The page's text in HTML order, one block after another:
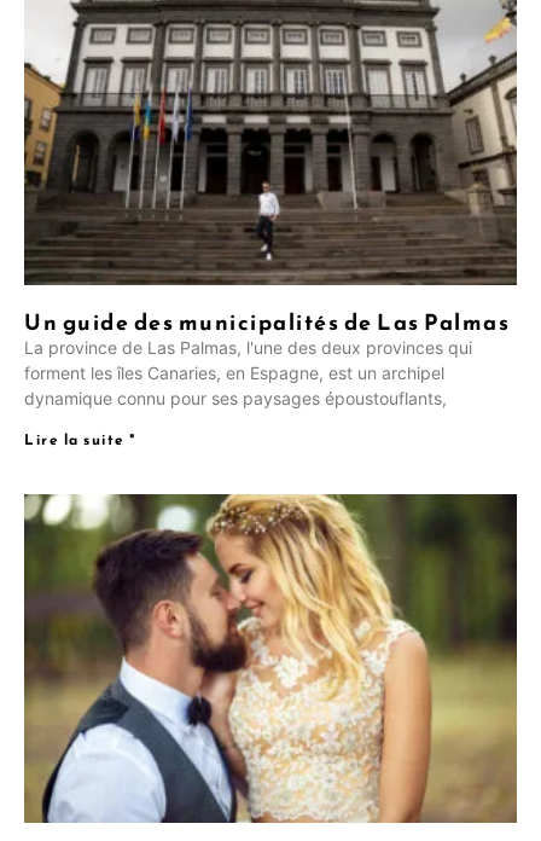
Un guide des municipalités de Las Palmas
La province de Las Palmas, l'une des deux provinces qui
forment les îles Canaries, en Espagne, est un archipel
dynamique connu pour ses paysages époustouflants,
Lire la suite "